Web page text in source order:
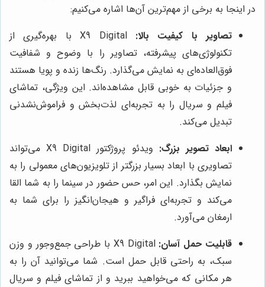
در اینجا به برخی از مهم‌ترین آن‌ها اشاره می‌کنیم:
تصاویر با کیفیت بالا:
X9 Digital با بهره‌گیری از
تکنولوژی‌های پیشرفته، تصاویر را با وضوح و شفافیت
فوق‌العاده‌ای به نمایش می‌گذارد. رنگ‌ها زنده و پویا هستند
و جزئیات به خوبی قابل مشاهده‌اند. این ویژگی، تماشای
فیلم و سریال را به تجربه‌ای لذت‌بخش و فراموش‌نشدنی
تبدیل می‌کند.
ابعاد تصویر بزرگ:
ویدئو پروژکتور X9 Digital می‌تواند
تصاویری با ابعاد بسیار بزرگتر از تلویزیون‌های معمولی را به
نمایش بگذارد. این امر، حس حضور در سینما را به شما القا
می‌کند و تجربه‌ای فراگیر و هیجان‌انگیز را برای شما به
ارمغان می‌آورد.
قابلیت حمل آسان:
X9 Digital با طراحی جمع‌وجور و وزن
سبک، به راحتی قابل حمل است. شما می‌توانید آن را به
هر مکانی که می‌خواهید ببرید و از تماشای فیلم و سریال